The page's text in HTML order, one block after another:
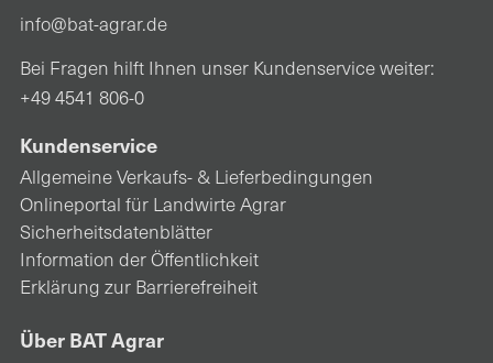
info@bat-agrar.de
Bei Fragen hilft Ihnen unser Kundenservice weiter:
+49 4541 806-0
Kundenservice
Allgemeine Verkaufs- & Lieferbedingungen
Onlineportal für Landwirte Agrar
Sicherheitsdatenblätter
Information der Öffentlichkeit
Erklärung zur Barrierefreiheit
Über BAT Agrar